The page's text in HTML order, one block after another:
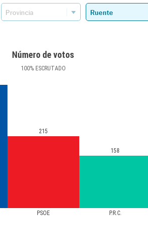
Número de votos
100%ESCRUTADO
PSOE P.R.C.
215
158